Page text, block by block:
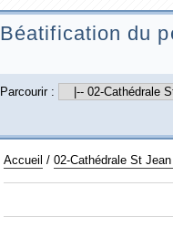
Béatification du
Parcourir :
Accueil / 02-Cathédrale St